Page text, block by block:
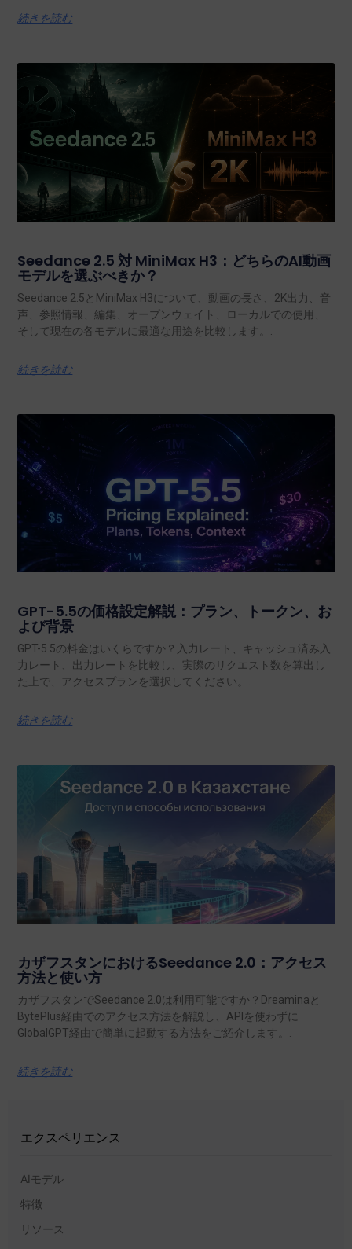
続きを読む
Seedance 2.5 対 MiniMax H3：どちらのAI動画
モデルを選ぶべきか？
Seedance 2.5とMiniMax H3について、動画の長さ、2K出力、音
声、参照情報、編集、オープンウェイト、ローカルでの使用、
そして現在の各モデルに最適な用途を比較します。.
続きを読む
GPT-5.5の価格設定解説：プラン、トークン、お
よび背景
GPT-5.5の料金はいくらですか？入力レート、キャッシュ済み入
力レート、出力レートを比較し、実際のリクエスト数を算出し
た上で、アクセスプランを選択してください。.
続きを読む
カザフスタンにおけるSeedance 2.0：アクセス
方法と使い方
カザフスタンでSeedance 2.0は利用可能ですか？Dreaminaと
BytePlus経由でのアクセス方法を解説し、APIを使わずに
GlobalGPT経由で簡単に起動する方法をご紹介します。.
続きを読む
エクスペリエンス
AIモデル
特徴
リソース